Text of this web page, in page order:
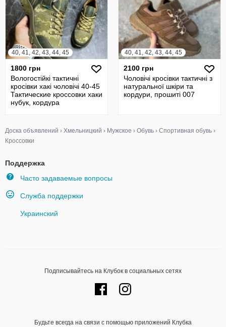
40, 41, 42, 43, 44, 45
1800 грн
Вологостійкі тактичні
кросівки хакі чоловічі 40-45
Тактические кроссовки хаки
нубук, кордура
40, 41, 42, 43, 44, 45
2100 грн
Чоловічі кросівки тактичні з
натуральної шкіри та
кордури, прошиті 007
Доска объявлений › Хмельницкий › Мужское › Обувь › Спортивная обувь ›
Кроссовки
Поддержка
Часто задаваемые вопросы
Служба поддержки
Украинский
Подписывайтесь на Клубок в социальных сетях
Будьте всегда на связи с помощью приложений Клубка